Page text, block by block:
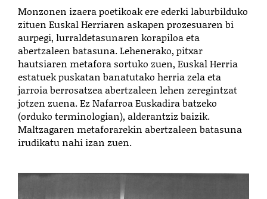
Monzonen izaera poetikoak ere ederki laburbilduko
zituen Euskal Herriaren askapen prozesuaren bi
aurpegi, lurraldetasunaren korapiloa eta
abertzaleen batasuna. Lehenerako, pitxar
hautsiaren metafora sortuko zuen, Euskal Herria
estatuek puskatan banatutako herria zela eta
jarroia berrosatzea abertzaleen lehen zeregintzat
jotzen zuena. Ez Nafarroa Euskadira batzeko
(orduko terminologian), alderantziz baizik.
Maltzagaren metaforarekin abertzaleen batasuna
irudikatu nahi izan zuen.